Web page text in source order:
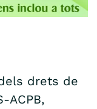
drets de
ACPB,